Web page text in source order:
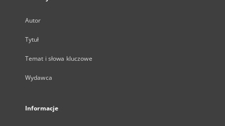
Autor
Tytuł
Temat i słowa kluczowe
Wydawca
Informacje